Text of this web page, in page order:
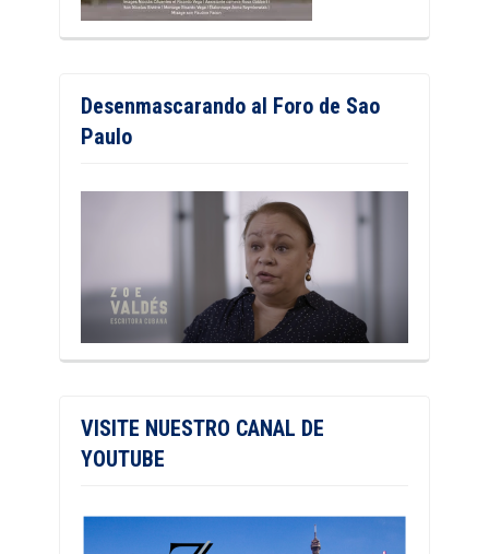
Desenmascarando al Foro de Sao
Paulo
VISITE NUESTRO CANAL DE
YOUTUBE